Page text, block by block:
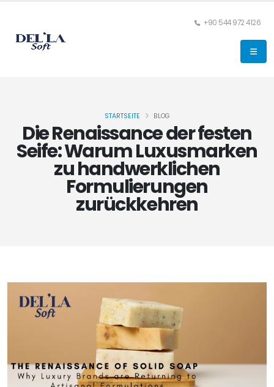
+90 544 972 4126
Die Renaissance der festen
Seife: Warum Luxusmarken
zu handwerklichen
Formulierungen
zurückkehren
STARTSEITE BLOG